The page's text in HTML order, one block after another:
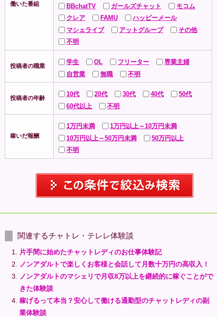
働いた番組
BBchatTV
ガールズチャット
モコム
クレア
FAMU
ハッピーメール
マシェライブ
アットグループ
その他
不明
投稿者の職業
学生 OL フリーター
専業主婦
自営業
無職 不明
投稿者の年齢
10代 20代 30代 40代
50代
60代以上
不明
稼いだ報酬
1万円未満
1万円以上～10万円未満
10万円以上～50万円未満
50万円以上
不明
関連するチャトレ・テレレ体験談
片手間に始めたチャットレディのお仕事体験記
ノンアダルトで楽しくお客様と会話して月数十万円の高収入！
ノンアダルトのマシェリで月収8万以上を継続的に稼ぐことがで
きた体験談
稼げるって本当？安心して働ける通勤型のチャットレディの副
業体験談